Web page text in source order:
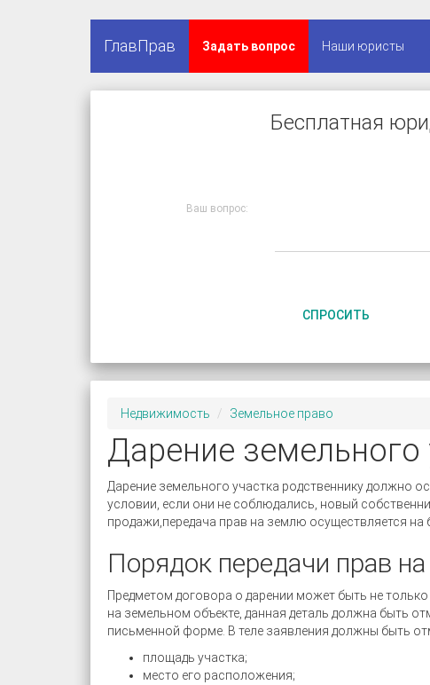
ГлавПрав Задать вопрос Наши юристы
Бесплатная
Ваш вопрос:
СПРОСИТЬ
Недвижимость Земельное право
Дарение земельного
Дарение земельного участка родственнику должно
условии, если они не соблюдались, новый
продажи,передача прав на землю осуществляется на
Порядок передачи прав
Предметом договора о дарении может быть не
на земельном объекте, данная деталь должна быть
письменной форме. В теле заявления должны быть
площадь участка;
место его расположения;